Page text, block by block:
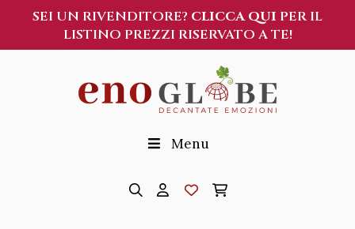
SEI UN RIVENDITORE? CLICCA QUI PER IL
LISTINO PREZZI RISERVATO A TE!
Menu